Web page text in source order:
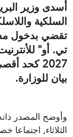
أسدى وزير
السلكية
تي. أو"
2027 كحد
بيان للوزارة.
وأوضح المصدر
الثلاثاء, اجتماعا